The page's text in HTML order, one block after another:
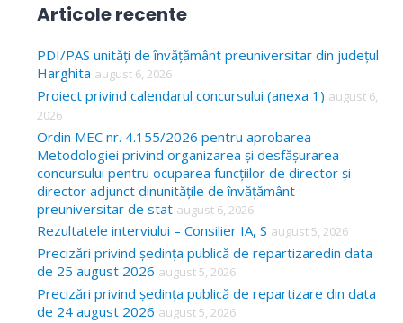
c
h
f
o
r
Articole recente
PDI/PAS unități de învățământ preuniversitar din județul
Harghita august 6, 2026
Proiect privind calendarul concursului (anexa 1) august 6,
2026
Ordin MEC nr. 4.155/2026 pentru aprobarea
Metodologiei privind organizarea și desfășurarea
concursului pentru ocuparea funcțiilor de director și
director adjunct dinunitățile de învățământ
preuniversitar de stat august 6, 2026
Rezultatele interviului – Consilier IA, S august 5, 2026
Precizări privind ședința publică de repartizaredin data
de 25 august 2026 august 5, 2026
Precizări privind ședința publică de repartizare din data
de 24 august 2026 august 5, 2026